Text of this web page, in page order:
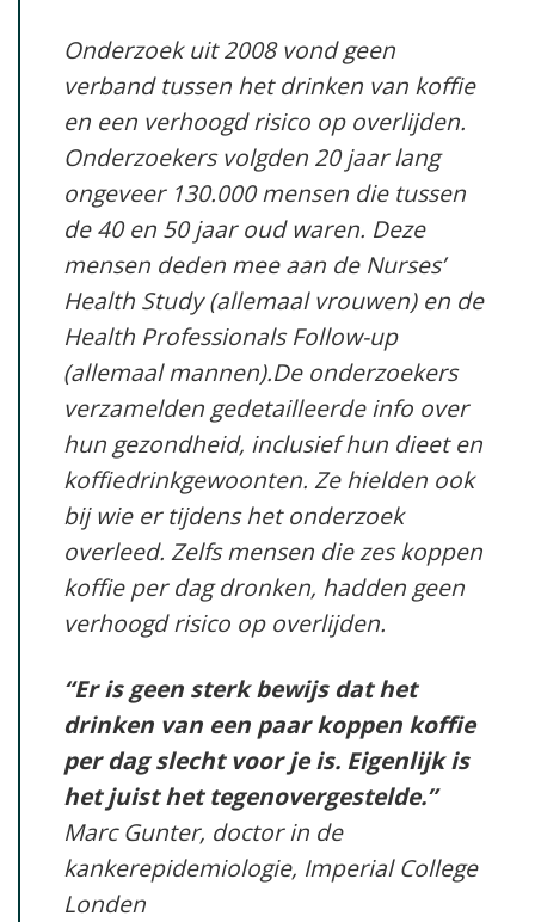
Onderzoek uit 2008 vond geen
verband tussen het drinken van koffie
en een verhoogd risico op overlijden.
Onderzoekers volgden 20 jaar lang
ongeveer 130.000 mensen die tussen
de 40 en 50 jaar oud waren. Deze
mensen deden mee aan de Nurses’
Health Study (allemaal vrouwen) en de
Health Professionals Follow-up
(allemaal mannen).De onderzoekers
verzamelden gedetailleerde info over
hun gezondheid, inclusief hun dieet en
koffiedrinkgewoonten. Ze hielden ook
bij wie er tijdens het onderzoek
overleed. Zelfs mensen die zes koppen
koffie per dag dronken, hadden geen
verhoogd risico op overlijden.
“Er is geen sterk bewijs dat het
drinken van een paar koppen koffie
per dag slecht voor je is. Eigenlijk is
het juist het tegenovergestelde.”
Marc Gunter, doctor in de
kankerepidemiologie, Imperial College
Londen